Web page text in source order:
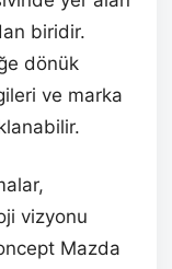
biridir.
dönük
ve marka
vizyonu
Mazda